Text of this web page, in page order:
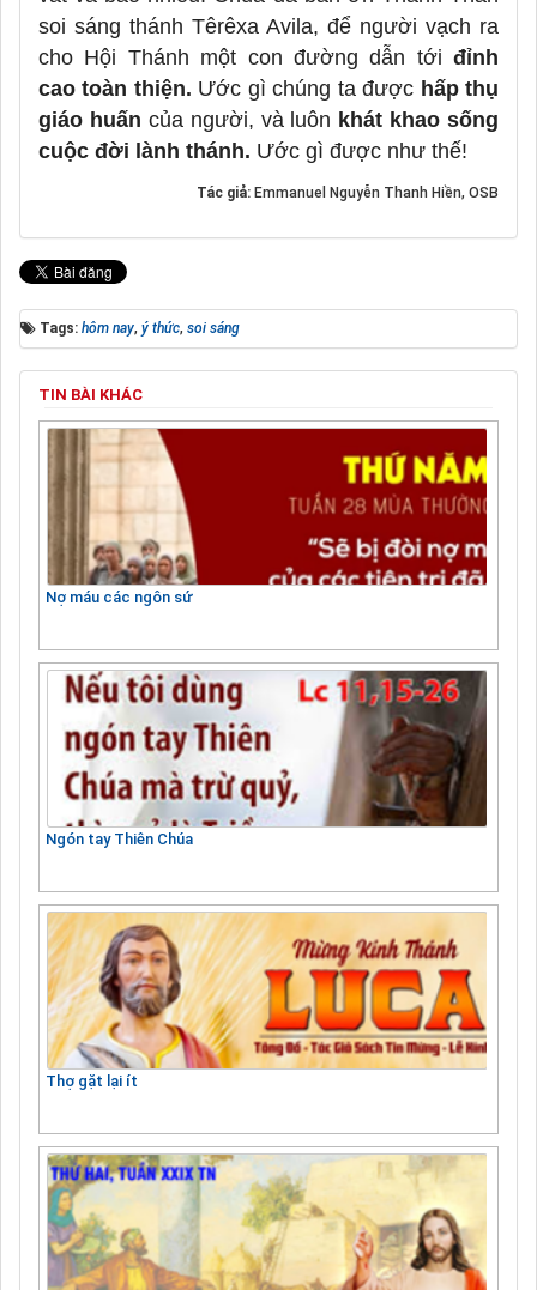
soi sáng thánh Têrêxa Avila, để người vạch ra
cho Hội Thánh một con đường dẫn tới đỉnh
cao toàn thiện. Ước gì chúng ta được hấp thụ
giáo huấn của người, và luôn khát khao sống
cuộc đời lành thánh. Ước gì được như thế!
Tác giả: Emmanuel Nguyễn Thanh Hiền, OSB
Tags: hôm nay, ý thức, soi sáng
TIN BÀI KHÁC
Nợ máu các ngôn sứ
Ngón tay Thiên Chúa
Thợ gặt lại ít